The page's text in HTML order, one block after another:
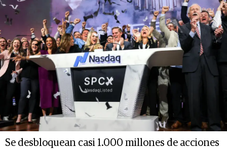
Se desbloquean casi 1.000 millones de acciones